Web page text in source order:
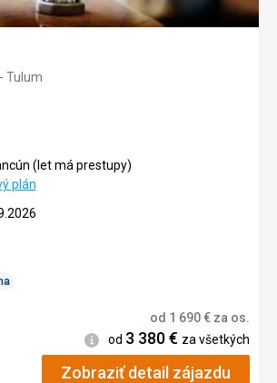
Tulum
(let má prestupy)
plán
od 1 690€ za os.
Informácie
od 3 380€ za všetkých
Zobraziť detail zájazdu